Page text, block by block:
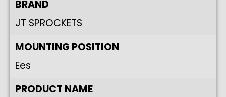
BRAND
JT SPROCKETS
MOUNTING POSITION
Ees
PRODUCT NAME